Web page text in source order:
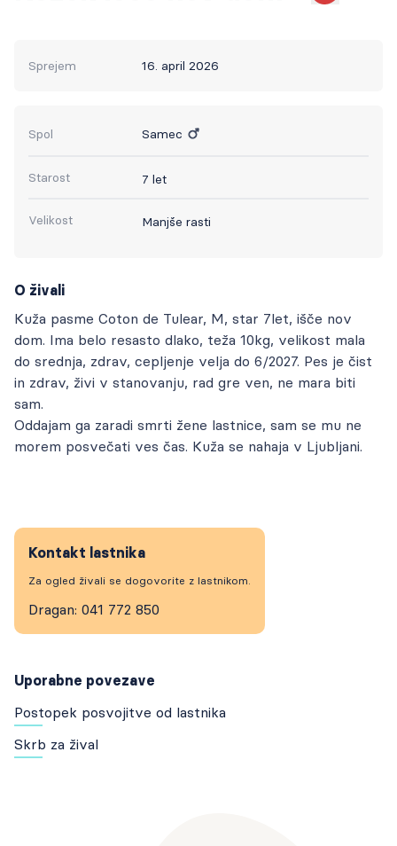
Sprejem 16. april 2026
Spol Samec
Starost 7 let
Velikost Manjše rasti
O živali
Kuža pasme Coton de Tulear, M, star 7let, išče nov
dom. Ima belo resasto dlako, teža 10kg, velikost mala
do srednja, zdrav, cepljenje velja do 6/2027. Pes je čist
in zdrav, živi v stanovanju, rad gre ven, ne mara biti
sam.
Oddajam ga zaradi smrti žene lastnice, sam se mu ne
morem posvečati ves čas. Kuža se nahaja v Ljubljani.
Kontakt lastnika
Za ogled živali se dogovorite z lastnikom.
Dragan: 041 772 850
Uporabne povezave
Postopek posvojitve od lastnika
Skrb za žival